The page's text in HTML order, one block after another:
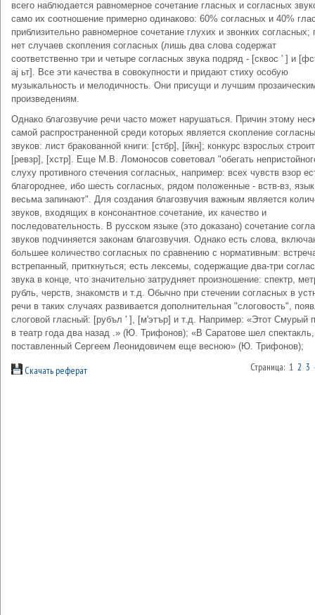
всего наблюдается равномерное сочетание гласных и согласных
само их соотношение примерно одинаково: 60% согласных и 40%
приблизительно равномерное сочетание глухих и звонких согласных;
нет случаев скопления согласных (лишь два слова содержат
соответственно три и четыре согласных звука подряд - [сквос ' ] и
aj ьт]. Все эти качества в совокупности и придают стиху особую
музыкальность и мелодичность. Они присущи и лучшим
произведениям.
Однако благозвучие речи часто может нарушаться. Причин этому
самой распространенной среди которых является скопление
звуков: лист бракованной книги: [стбр], [йкн]; конкурс взрослых
[ревзр], [хстр]. Еще М.В. Ломоносов советовал "обегать
слуху противного стечения согласных, например: всех чувств взор
благороднее, ибо шесть согласных, рядом положенные - вств-вз, язык
весьма запинают". Для создания благозвучия важным является
звуков, входящих в консонантное сочетание, их качество и
последовательность. В русском языке (это доказано) сочетание
звуков подчиняется законам благозвучия. Однако есть слова,
большее количество согласных по сравнению с нормативным:
встрепанный, приткнуться; есть лексемы, содержащие два-три
звука в конце, что значительно затрудняет произношение: спектр,
рубль, черств, знакомств и т.д. Обычно при стечении согласных в
речи в таких случаях развивается дополнительная "слоговость",
слоговой гласный: [рубъл ' ], [м'этър] и т.д. Например: «Этот Смурый
в театр года два назад .» (Ю. Трифонов); «В Саратове шел спектакль,
поставленный Сергеем Леонидовичем еще весною» (Ю. Трифонов);
Скачать реферат Страница: 1 2 3